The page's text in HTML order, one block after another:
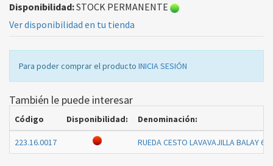
Disponibilidad:STOCK PERMANENTE
Ver disponibilidad en tu tienda
Para poder comprar el producto INICIA SESIÓN
También le puede interesar
Código Disponibilidad: Denominación:
223.16.0017 RUEDA CESTO LAVAVAJILLA BALAY